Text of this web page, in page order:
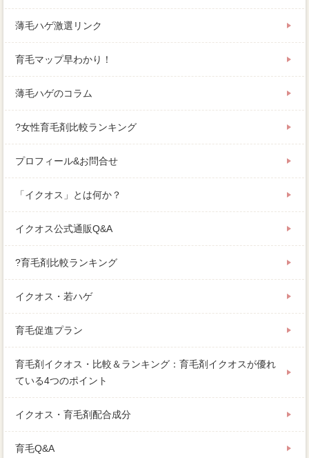
薄毛ハゲ激選リンク
育毛マップ早わかり！
薄毛ハゲのコラム
?女性育毛剤比較ランキング
プロフィール&お問合せ
「イクオス」とは何か？
イクオス公式通販Q&A
?育毛剤比較ランキング
イクオス・若ハゲ
育毛促進プラン
育毛剤イクオス・比較＆ランキング：育毛剤イクオスが優れ
ている4つのポイント
イクオス・育毛剤配合成分
育毛Q&A